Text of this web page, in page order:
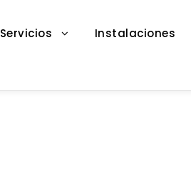
Servicios Instalaciones